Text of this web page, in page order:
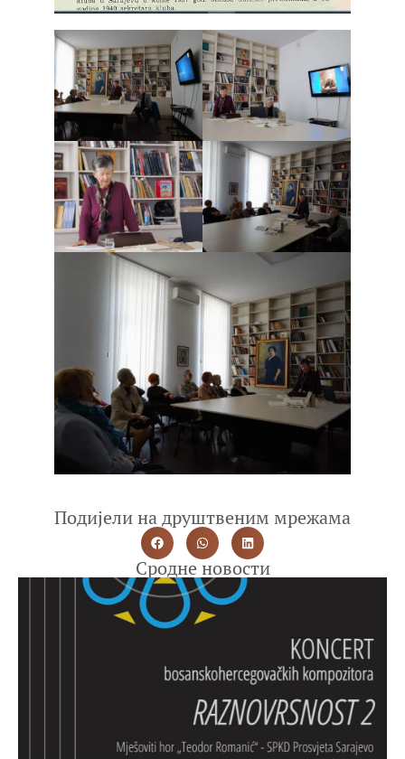
Подијели на друштвеним мрежама
Сродне новости